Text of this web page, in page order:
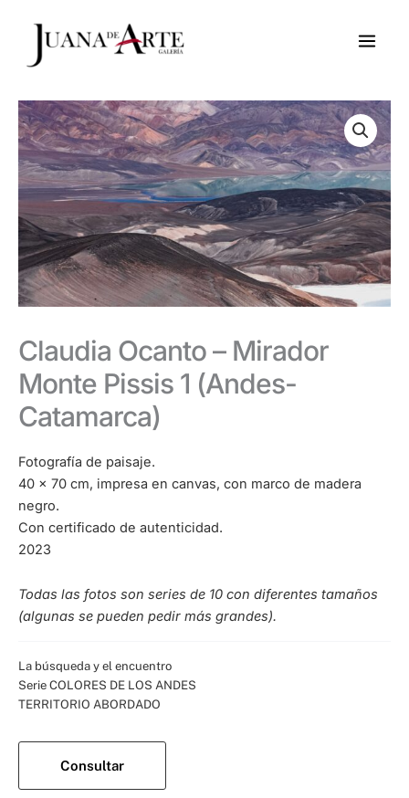
Claudia Ocanto – Mirador
Monte Pissis 1 (Andes-
Catamarca)
Fotografía de paisaje.
40 x 70 cm, impresa en canvas, con marco de madera
negro.
Con certificado de autenticidad.
2023
Todas las fotos son series de 10 con diferentes tamaños
(algunas se pueden pedir más grandes).
La búsqueda y el encuentro
Serie COLORES DE LOS ANDES
TERRITORIO ABORDADO
Consultar